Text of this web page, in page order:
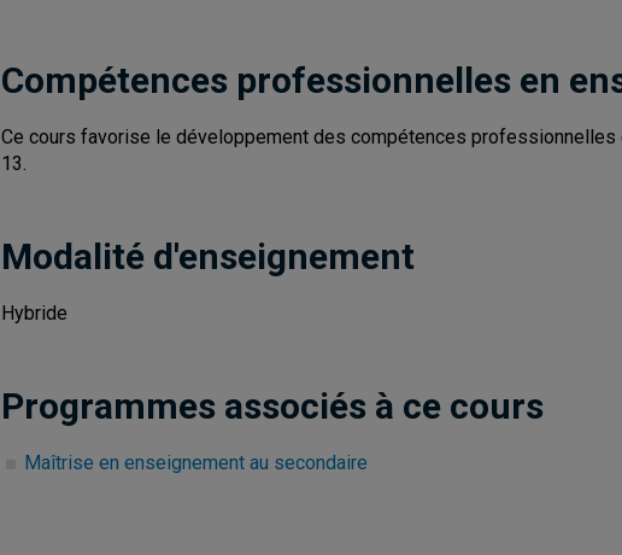
Compétences professionnelles en
Ce cours favorise le développement des compétences professionnelles
13.
Modalité d'enseignement
Hybride
Programmes associés à ce cours
Maîtrise en enseignement au secondaire